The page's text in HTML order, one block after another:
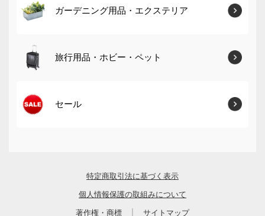
ガーデニング用品・エクステリア
旅行用品・ホビー・ペット
セール
特定商取引法に基づく表示
個人情報保護の取組みについて
著作権・商標 サイトマップ